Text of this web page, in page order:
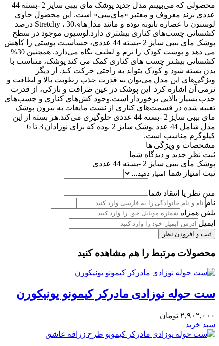
محصولی که می‌بیینم مدل جدید پوشک مای بیبی سایز 2 -بسته 44
عددی برند معروف و معتبر «مای‌بیبی» است. این محصول حاوی
لوسیون با عصاره بابونه بوده و مانند مدل‌هایStretchy ، 30 درصد
کشسانی چسب‌های کناری بیشتری دارد.لوسیون موجود در سطح
پوشک مای بیبی سایز 2 -بسته 44 عددی، حساسیت پوستی را کاهش
می دهد و پوست کودک را نرم و لطیف نگاه می‌دارد. همچنین 30%
کشسانی بیشتر چسب های کناری کمک می کند پوشک، متناسب با
بدن بسته شود و کودک بتواند به راحتی حرکت کند. از دیگر
ویژگی‌های این مدل می‌توان به قدرت جذب رطوبت بالا و لطافت و
نرمی آن اشاره کرد. این پوشک در عین ظرافت و نازکی، از قدرت
جذب بسیار بالایی برخوردار است.وجود کش‌های کناری و چسب‌های
تعبیه شده در قسمت‌های کناری از نشت مایعات به بیرون پوشک
مای بیبی سایز 2 -بسته 44 عددی جلوگیری می‌کند.هر بسته از این
مدل شامل 44 عدد پوشک سایز 2 بوده که برای نوزادان 3 تا 6
کیلوگرم مناسب است.
مشخصات و ویژگی ها
ثبت نظر جدید و دیدگاه شما
پوشک مای بیبی سایز 2 -بسته 44 عددی
ثبت امتیاز شما
متن نظر یا انتقاد شما
نام
تلفن همراه
ایمیل
محصولات مرتبط را هم مشاهده کنید
۲,۹۰۲,۰۰۰ تومان
سبد خرید